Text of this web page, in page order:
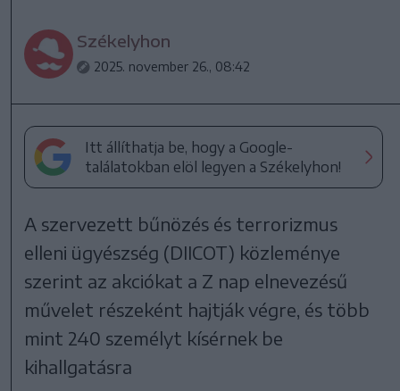
Székelyhon
2025. november 26., 08:42
Itt állíthatja be, hogy a Google-
találatokban elöl legyen a Székelyhon!
A szervezett bűnözés és terrorizmus
elleni ügyészség (DIICOT) közleménye
szerint az akciókat a Z nap elnevezésű
művelet részeként hajtják végre, és több
mint 240 személyt kísérnek be
kihallgatásra